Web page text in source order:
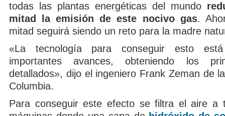
todas las plantas energéticas del mundo
mitad la emisión de este nocivo gas.
mitad seguirá siendo un reto para la madre
«La tecnología para conseguir esto
importantes avances, obteniendo los
detallados», dijo el ingeniero Frank Zeman de
Columbia.
Para conseguir este efecto se filtra el aire a